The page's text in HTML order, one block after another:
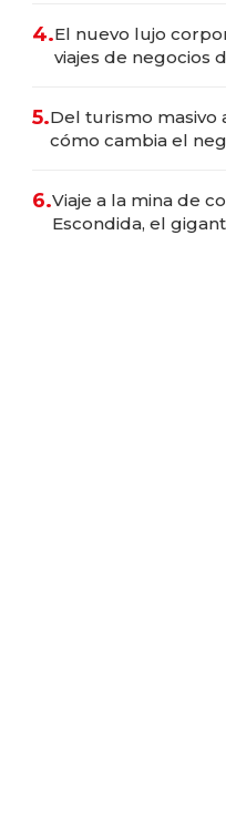
4.El nuevo lujo
viajes de negocios
5.Del turismo masivo
cómo cambia el
6.Viaje a la mina de
Escondida, el